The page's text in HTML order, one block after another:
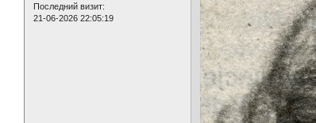
Последний визит:
21-06-2026 22:05:19